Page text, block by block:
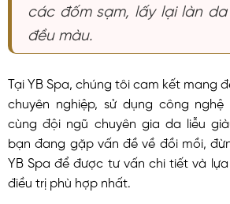
các đốm sạm, lấy lại làn
đều màu.
Tại YB Spa, chúng tôi cam kết mang
chuyên nghiệp, sử dụng công
cùng đội ngũ chuyên gia da liễu
bạn đang gặp vấn đề về đồi mồi,
YB Spa để được tư vấn chi tiết và
điều trị phù hợp nhất.